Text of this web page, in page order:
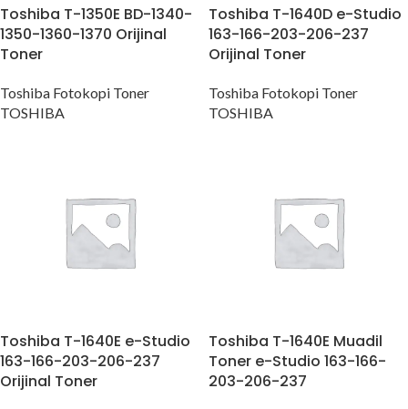
Toshiba T-1350E BD-1340-
1350-1360-1370 Orijinal
Toner
Toshiba Fotokopi Toner
TOSHIBA
Toshiba T-1640D e-Studio
163-166-203-206-237
Orijinal Toner
Toshiba Fotokopi Toner
TOSHIBA
Toshiba T-1640E e-Studio
163-166-203-206-237
Orijinal Toner
Toshiba T-1640E Muadil
Toner e-Studio 163-166-
203-206-237